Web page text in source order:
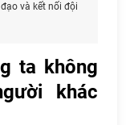
và kết nối đội
ta không
khác